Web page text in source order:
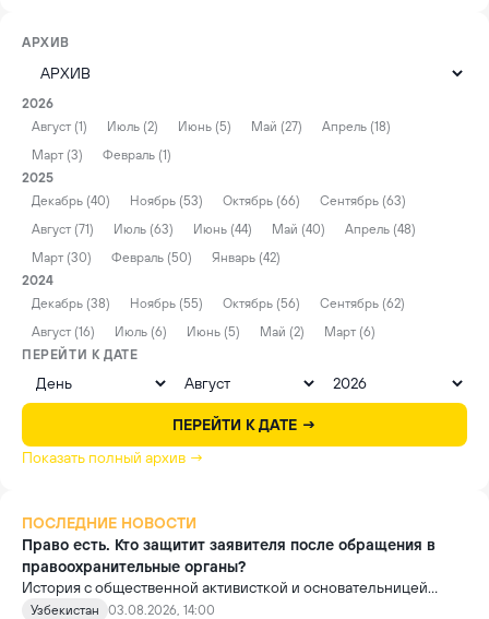
АРХИВ
2026
Август (1)
Июль (2) Июнь (5) Май (27)
Апрель (18)
Март (3)
Февраль (1)
2025
Декабрь (40)
Ноябрь (53) Октябрь (66)
Сентябрь (63)
Август (71)
Июль (63) Июнь (44) Май (40)
Апрель (48)
Март (30)
Февраль (50)
Январь (42)
2024
Декабрь (38)
Ноябрь (55) Октябрь (56)
Сентябрь (62)
Август (16)
Июль (6) Июнь (5) Май (2)
Март (6)
ПЕРЕЙТИ К ДАТЕ
ПЕРЕЙТИ К ДАТЕ →
Показать полный архив →
ПОСЛЕДНИЕ НОВОСТИ
Право есть. Кто защитит заявителя после обращения в
правоохранительные органы?
История с общественной активисткой и основательницей
проекта «Немолчи.uz» Ириной Матвиенко поднимает вопрос,
Узбекистан 03.08.2026, 14:00